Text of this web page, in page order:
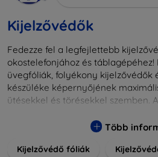
Kijelzővédők
Fedezze fel a legfejlettebb
okostelefonjához és
üvegfóliák, folyékony kijelzővédők
készüléke képernyőjének
ütésekkel és törésekkel szemben.
hanem kristálytiszta képet is
és stílusú kijelzővédőink közül,
Több
Kijelzővédő fóliák